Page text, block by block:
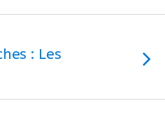
: Les